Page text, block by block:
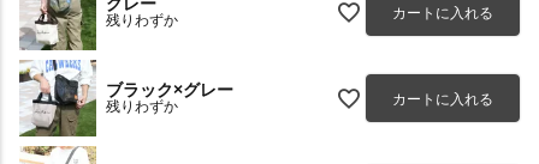
残りわずか カートに入れる
ブラック×グレー
残りわずか カートに入れる